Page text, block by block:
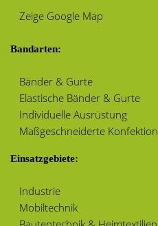
Zeige Google Map
Bandarten:
Bänder & Gurte
Elastische Bänder & Gurte
Individuelle Ausrüstung
Maßgeschneiderte Konfektion
Einsatzgebiete:
Industrie
Mobiltechnik